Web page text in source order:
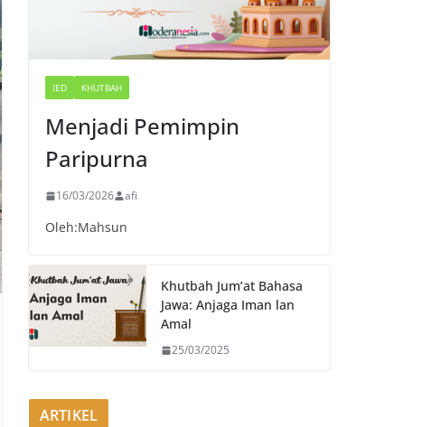
IED KHUTBAH
Menjadi Pemimpin
Paripurna
16/03/2026 afi
Oleh:Mahsun
Khutbah Jum’at Bahasa
Jawa: Anjaga Iman lan
Amal
25/03/2025
ARTIKEL